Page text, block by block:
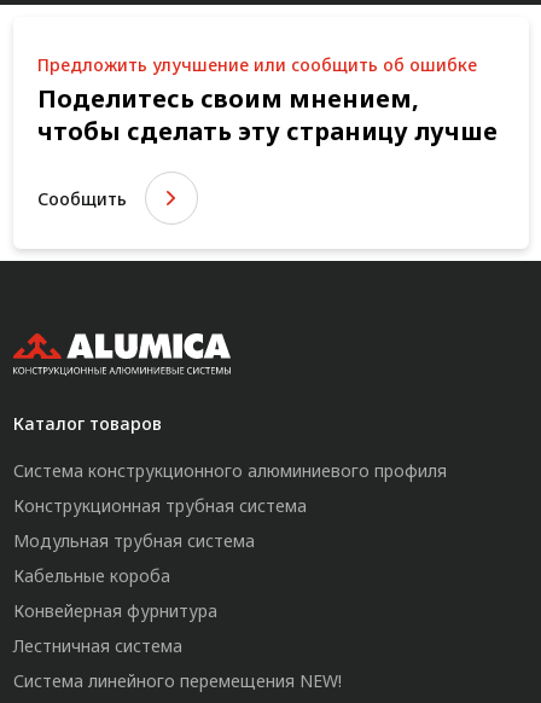
Предложить улучшение или сообщить об ошибке
Поделитесь своим мнением,
чтобы сделать эту страницу лучше
Сообщить
Каталог товаров
Система конструкционного алюминиевого профиля
Конструкционная трубная система
Модульная трубная система
Кабельные короба
Конвейерная фурнитура
Лестничная система
Система линейного перемещения NEW!